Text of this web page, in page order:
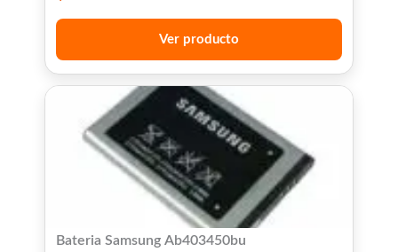
Ver producto
Bateria Samsung Ab403450bu